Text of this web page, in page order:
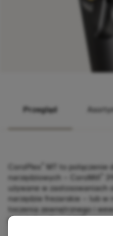
Przegląd
CoroPlex
MT to połączenie
narzędziowych – CoroMill
używane w zastosowaniach
narzędzie frezarskie – lub w
toczenia zewnętrznego i
płytek CoroTurn 107
®